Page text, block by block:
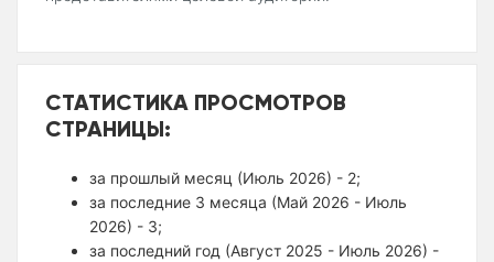
СТАТИСТИКА ПРОСМОТРОВ
СТРАНИЦЫ:
за прошлый месяц (Июль 2026) - 2;
за последние 3 месяца (Май 2026 - Июль
2026) - 3;
за последний год (Август 2025 - Июль 2026) -